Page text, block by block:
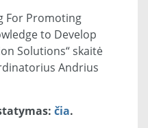
For Promoting
to Develop
Solutions“ skaitė
Andrius
čia.